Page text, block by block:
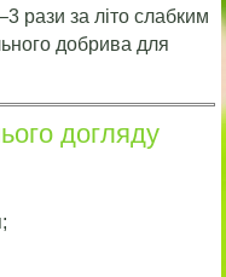
рази за літо слабким
добрива для
догляду